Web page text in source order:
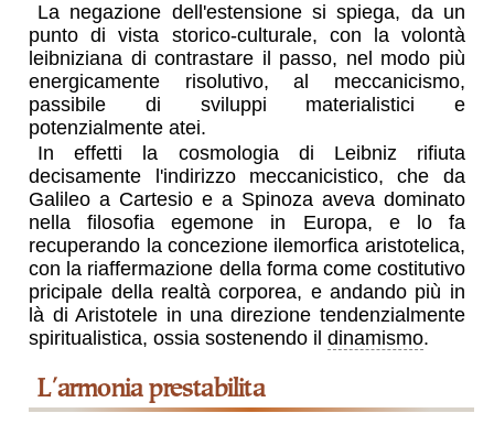
La negazione dell'estensione si spiega, da un
punto di vista storico-culturale, con la volontà
leibniziana di contrastare il passo, nel modo più
energicamente risolutivo, al meccanicismo,
passibile di sviluppi materialistici e
potenzialmente atei.
In effetti la cosmologia di Leibniz rifiuta
decisamente l'indirizzo meccanicistico, che da
Galileo a Cartesio e a Spinoza aveva dominato
nella filosofia egemone in Europa, e lo fa
recuperando la concezione ilemorfica aristotelica,
con la riaffermazione della forma come costitutivo
pricipale della realtà corporea, e andando più in
là di Aristotele in una direzione tendenzialmente
spiritualistica, ossia sostenendo ildinamismo.
l'armonia prestabilita